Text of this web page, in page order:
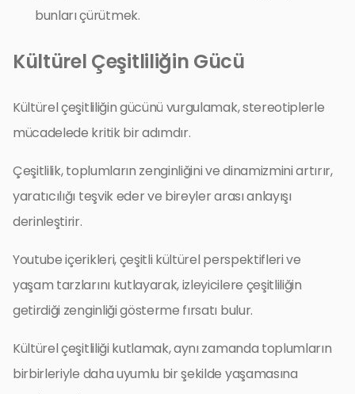
bunları çürütmek.
Kültürel Çeşitliliğin Gücü
Kültürel çeşitliliğin gücünü vurgulamak, stereotiplerle
mücadelede kritik bir adımdır.
Çeşitlilik, toplumların zenginliğini ve dinamizmini artırır,
yaratıcılığı teşvik eder ve bireyler arası anlayışı
derinleştirir.
Youtube içerikleri, çeşitli kültürel perspektifleri ve
yaşam tarzlarını kutlayarak, izleyicilere çeşitliliğin
getirdiği zenginliği gösterme fırsatı bulur.
Kültürel çeşitliliği kutlamak, aynı zamanda toplumların
birbirleriyle daha uyumlu bir şekilde yaşamasına